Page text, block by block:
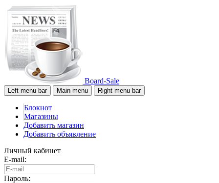
Board-Sale
Left menu bar Main menu Right menu bar
Блокнот
Магазины
Добавить магазин
Добавить объявление
Личный кабинет
E-mail:
Пароль: